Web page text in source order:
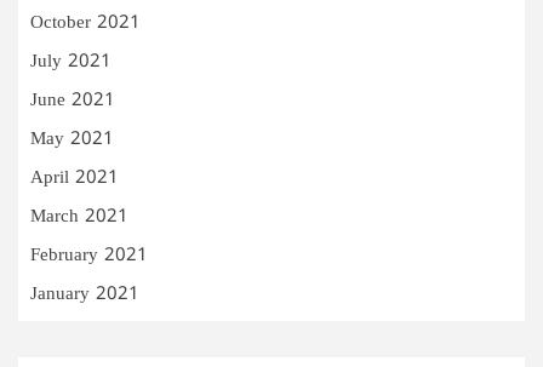
October 2021
July 2021
June 2021
May 2021
April 2021
March 2021
February 2021
January 2021